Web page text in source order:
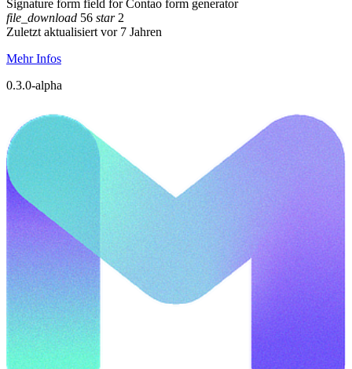
Signature form field for Contao form generator
file_download 56 star2
Zuletzt aktualisiert vor 7 Jahren
Mehr Infos
0.3.0-alpha